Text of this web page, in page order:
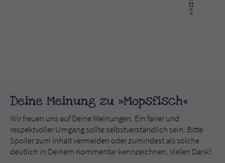
Deine Meinung zu »Mopsfisch«
Wir freuen uns auf Deine Meinungen. Ein fairer und
respektvoller Umgang sollte selbstverständlich sein. Bitte
Spoiler zum Inhalt vermeiden oder zumindest als solche
deutlich in Deinem Kommentar kennzeichnen. Vielen Dank!